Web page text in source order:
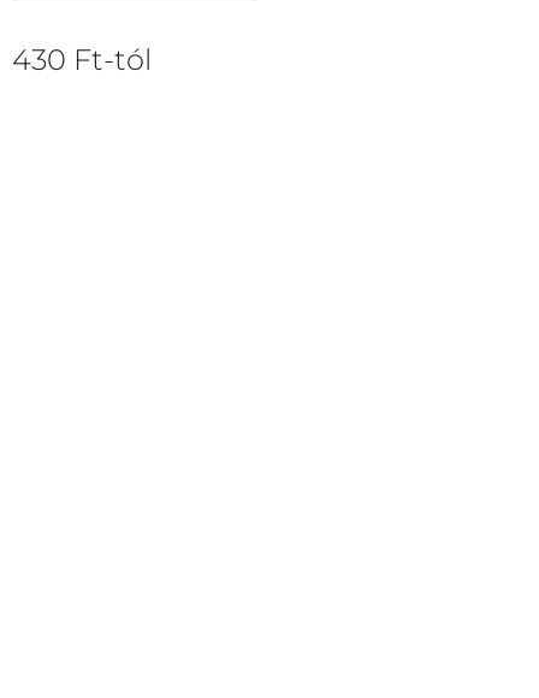
430 Ft-tól